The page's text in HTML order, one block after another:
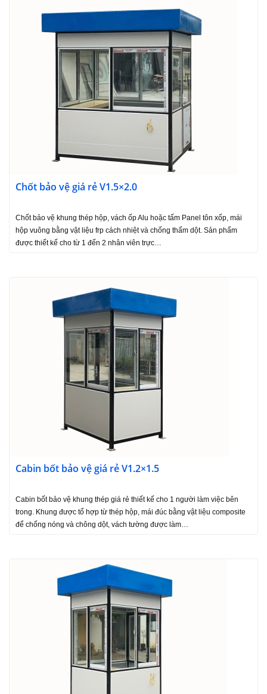
Chốt bảo vệ giá rẻ V1.5×2.0
Chốt bảo vệ khung thép hộp, vách ốp Alu hoặc tấm Panel tôn xốp, mái
hộp vuông bằng vật liệu frp cách nhiệt và chống thấm dột. Sản phẩm
được thiết kế cho từ 1 đến 2 nhân viên trực…
Cabin bốt bảo vệ giá rẻ V1.2×1.5
Cabin bốt bảo vệ khung thép giá rẻ thiết kế cho 1 người làm việc bên
trong. Khung được tổ hợp từ thép hộp, mái đúc bằng vật liệu composite
để chống nóng và chông dột, vách tường được làm…